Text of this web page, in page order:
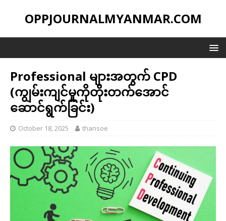
OPPJOURNALMYANMAR.COM
Professional များအတွက် CPD
(ကျွမ်းကျင်မှုကိုတိုးတက်အောင်
ဆောင်ရွက်ခြင်း)
October 18, 2025 thansoe